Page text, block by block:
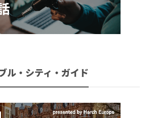
ル・シティ・ガイド